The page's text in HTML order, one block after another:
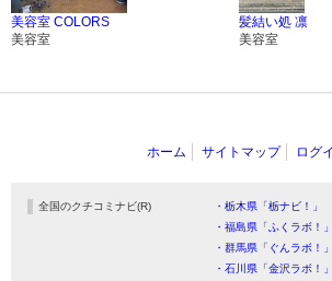
美容室 COLORS
美容室
髪結い処 凛
美容室
ホーム サイトマップ ログ
全国のクチコミナビ(R) ・栃木県「栃ナビ！」
・福島県「ふくラボ！」
・群馬県「ぐんラボ！」
・石川県「金沢ラボ！」